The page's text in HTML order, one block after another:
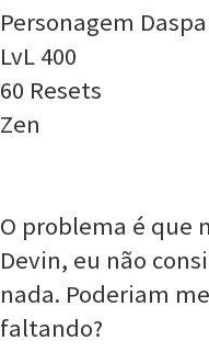
Personagem
LvL 400
60 Resets
Zen
O problema é que
Devin, eu não
nada. Poderiam
faltando?